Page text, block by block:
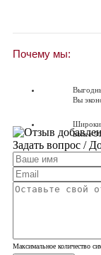
Почему мы:
Вы
Более
Задать вопрос /
Максимальное количество